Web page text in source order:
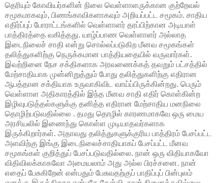
தெரியும் கோவியர்களின் நிலை வெள்ளாளருக்கான குற்றேவல்
சமூகமாகவும், பிணங்காவிகளாகவும் அறியப்பட்ட சமூகம். சாதிய
எதிர்ப்புப் போராட்டங்களில் வெள்ளாளர் தரப்பிற்கான அடியாள்
பாத்திரத்தை வகித்தது. யாழ்ப்பாண வெள்ளாளர் அல்லாத
இடைநிலைச் சாதி என்று சொல்லப்படுகிற மீனவ சமூகங்கள்
தலித்துகளிற்கு நெருக்கமான பாத்தியதையில் வருவார்கள்.
இவற்றினை நேச சக்திகளாக அரவணைக்கத் தவறும் பட்சத்தில்
மேற்சாதியாக முன்னிறுத்தும் போது தலித்துகளிற்கு எதிரான
ஆபத்தான சக்தியாக உருவாகிவிட வாய்ப்பிருக்கின்றது. பெரும்
வெள்ளாள அதிகாரத்தில் இந்த மீனவ சாதி எதிர் கொள்கின்ற
இழிவுபடுத்தல்களுக்கு தனித்த எதிரான மேற்சாதிய மனநிலை
தொழிற்படுவதில்லை . தமது தொழில் காரணமாகவே ஒரு மைய
அரசியலில் இணைந்து கொள்ள முடியாதவர்களாக
இருக்கிறார்கள். அதாவது தலித்துகளுக்குரிய பாத்திரம் பேசப்பட்ட
அளவிற்கு இங்கு இடைநிலைச்சாதியாகப் பேசப்பட்ட மீனவ
சமூகங்கள் குறித்துப் பேசப்படுவதில்லை. நான் ஒரு விதியாகவோ
விதிவிலக்காகவோ அமையலாம் அது அல்ல பிரச்சனை. நான்
எதைப் பேசுகிறேன் என்பதும் பேசுவதற்குப் பாதிப்புப் பின்புலம்